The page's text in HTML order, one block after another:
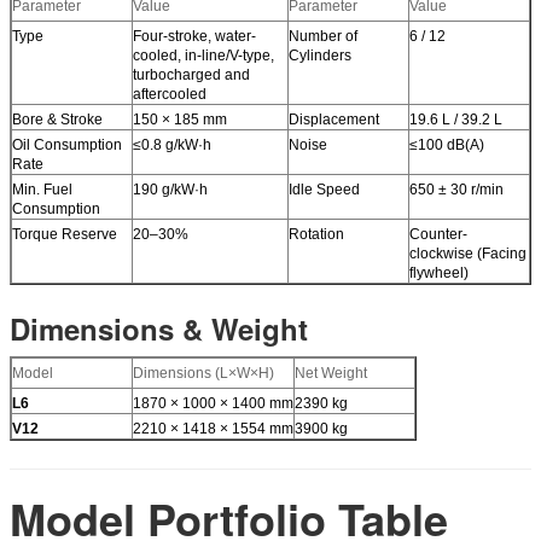
Parameter Value Parameter
Value
Type
Four-stroke, water-
cooled, in-line/V-type,
turbocharged and
aftercooled
Number of
Cylinders
6 / 12
Bore & Stroke 150 × 185 mm Displacement
19.6 L / 39.2 L
Oil Consumption
Rate
≤0.8 g/kW·h Noise ≤100 dB(A)
Min. Fuel
Consumption
190 g/kW·h Idle Speed 650 ± 30 r/min
Torque Reserve 20–30% Rotation
Counter-
clockwise (Facing
flywheel)
Dimensions & Weight
Model Dimensions (L×W×H)
Net Weight
L6
1870 × 1000 × 1400 mm2390 kg
V12
2210 × 1418 × 1554 mm3900 kg
Model Portfolio Table